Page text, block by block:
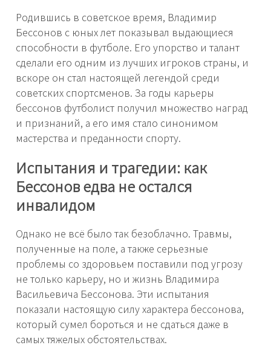
Родившись в советское время, Владимир
Бессонов с юных лет показывал выдающиеся
способности в футболе. Его упорство и талант
сделали его одним из лучших игроков страны, и
вскоре он стал настоящей легендой среди
советских спортсменов. За годы карьеры
бессонов футболист получил множество наград
и признаний, а его имя стало синонимом
мастерства и преданности спорту.
Испытания и трагедии: как
Бессонов едва не остался
инвалидом
Однако не всё было так безоблачно. Травмы,
полученные на поле, а также серьезные
проблемы со здоровьем поставили под угрозу
не только карьеру, но и жизнь Владимира
Васильевича Бессонова. Эти испытания
показали настоящую силу характера бессонова,
который сумел бороться и не сдаться даже в
самых тяжелых обстоятельствах.